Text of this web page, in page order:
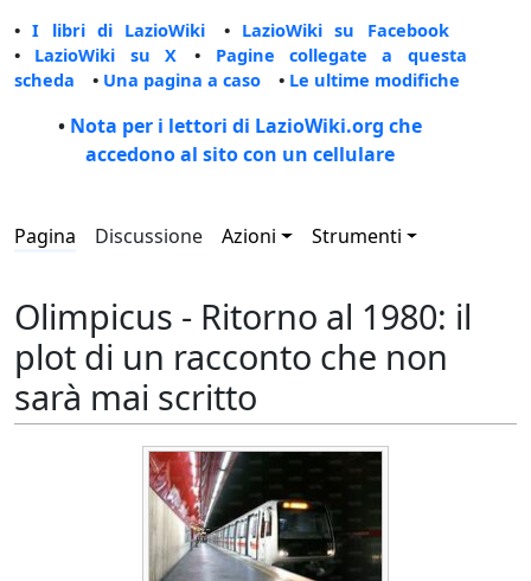
•I libri di LazioWiki • LazioWiki su Facebook
• LazioWiki su X • Pagine collegate a questa
scheda • Una pagina a caso • Le ultime modifiche
• Nota per i lettori di LazioWiki.org che
accedono al sito con un cellulare
Pagina Discussione Azioni Strumenti
Olimpicus - Ritorno al 1980: il
plot di un racconto che non
sarà mai scritto